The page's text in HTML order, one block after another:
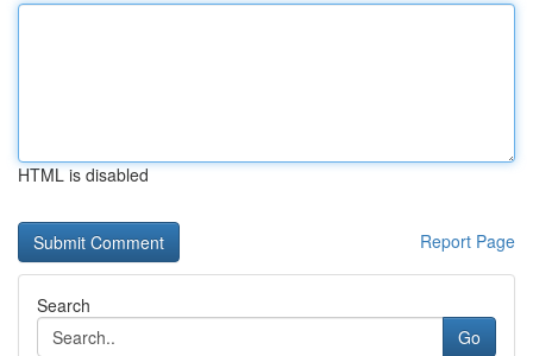
HTML is disabled
Report Page
Search
Go